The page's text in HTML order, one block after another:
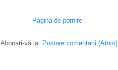
Pagina de pornire
Abonați-vă la: Postare comentarii (Atom)